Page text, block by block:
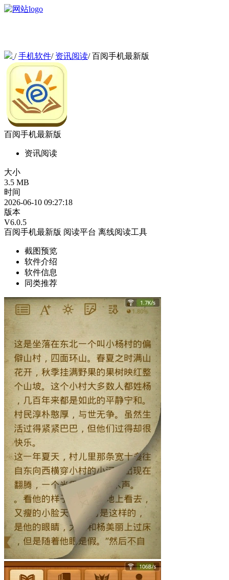
/手机软件/ 资讯阅读/百阅手机最新版
百阅手机最新版
资讯阅读
大小
3.5 MB
时间
2026-06-10 09:27:18
版本
V6.0.5
百阅手机最新版 阅读平台 离线阅读工具
截图预览
软件介绍
软件信息
同类推荐